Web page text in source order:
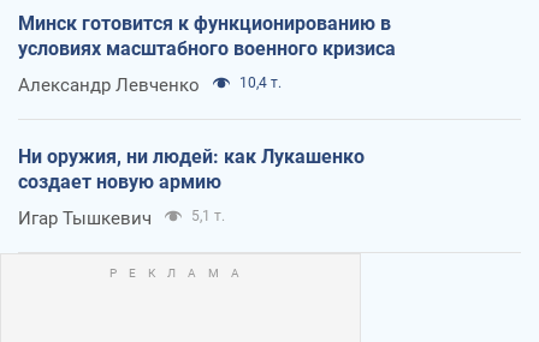
Минск готовится к функционированию в
условиях масштабного военного кризиса
Александр Левченко 10,4 т.
Ни оружия, ни людей: как Лукашенко
создает новую армию
Игар Тышкевич 5,1 т.